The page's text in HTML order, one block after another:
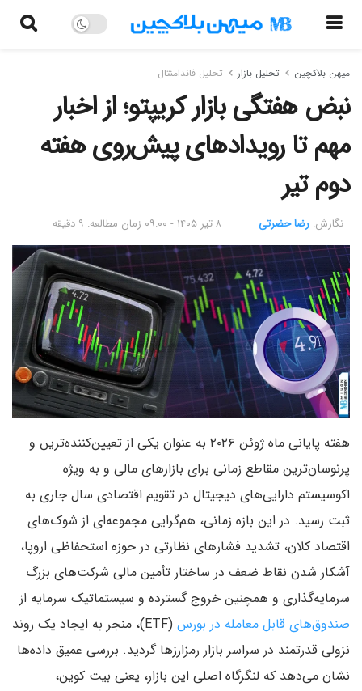
میهن بلاکچین تحلیل بازار تحلیل فاندامنتال
نبض هفتگی بازار کریپتو؛ از اخبار
مهم تا رویدادهای پیش‌روی هفته
دوم تیر
نگارش:‌ رضا حضرتی ۸ تیر ۱۴۰۵ - ۰۹:۰۰ زمان مطالعه: ۹ دقیقه
هفته پایانی ماه ژوئن ۲۰۲۶ به عنوان یکی از تعیین‌کننده‌ترین و
پرنوسان‌ترین مقاطع زمانی برای بازارهای مالی و به ویژه
اکوسیستم دارایی‌های دیجیتال در تقویم اقتصادی سال جاری به
ثبت رسید. در این بازه زمانی، هم‌گرایی مجموعه‌ای از شوک‌های
اقتصاد کلان، تشدید فشارهای نظارتی در حوزه استحفاظی اروپا،
آشکار شدن نقاط ضعف در ساختار تأمین مالی شرکت‌های بزرگ
سرمایه‌گذاری و همچنین خروج گسترده و سیستماتیک سرمایه از
صندوق‌های قابل معامله در بورس
(ETF)، منجر به ایجاد یک روند
نزولی قدرتمند در سراسر بازار رمزارزها گردید. بررسی عمیق داده‌ها
نشان می‌دهد که لنگرگاه اصلی این بازار، یعنی بیت کوین،